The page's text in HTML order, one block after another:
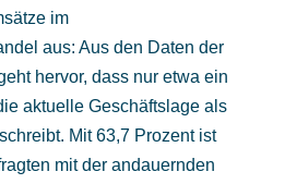
im
aus: Aus den Daten der
hervor, dass nur etwa ein
aktuelle Geschäftslage als
Mit 63,7 Prozent ist
mit der andauernden